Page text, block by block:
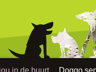
in de buurt Doggo